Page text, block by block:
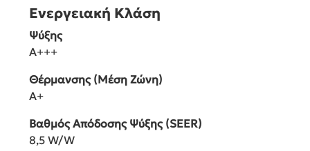
Ενεργειακή Κλάση
Ψύξης
A+++
Θέρμανσης (Μέση Ζώνη)
A+
Βαθμός Απόδοσης Ψύξης (SEER)
8,5 W/W